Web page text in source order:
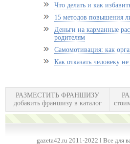
Что делать и как
15 методов повышения
Деньги на карманные
родителям
Самомотивация: как
Как отказать человеку
РАЗМЕСТИТЬ ФРАНШИЗУ
добавить франшизу в каталог
gazeta42.ru 2011-2022 l Все для